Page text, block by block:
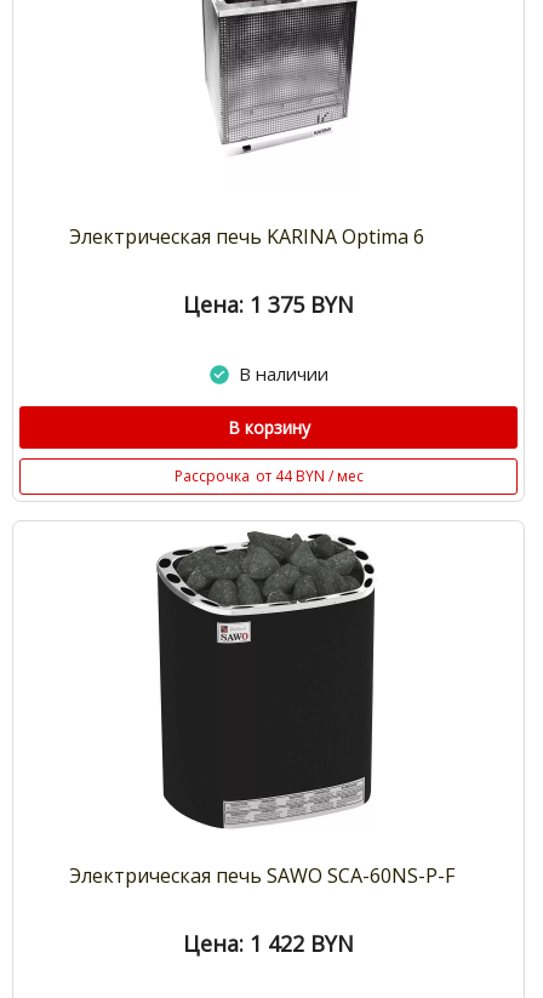
Электрическая печь KARINA Optima 6
Цена: 1 375 BYN
В наличии
В корзину
Рассрочка от 44 BYN / мес
Электрическая печь SAWO SCA-60NS-P-F
Цена: 1 422 BYN